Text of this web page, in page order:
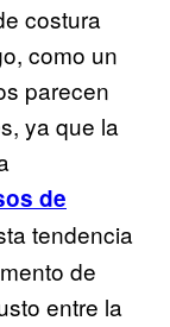
costura
como un
parecen
ya que la
de
tendencia
de
entre la